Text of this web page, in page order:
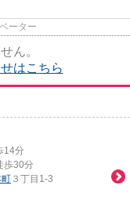
ーター
ん。
はこちら
14分
歩30分
３丁目1-3